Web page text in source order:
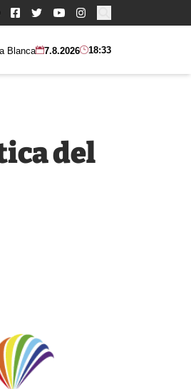
Buscar:
Blanca 7.8.2026 18:33
del